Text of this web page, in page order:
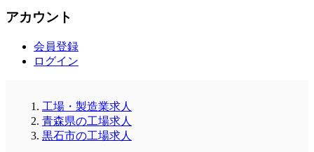
アカウント
会員登録
ログイン
工場・製造業求人
青森県の工場求人
黒石市の工場求人